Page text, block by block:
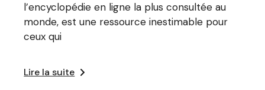
l’encyclopédie en ligne la plus consultée au
monde, est une ressource inestimable pour
ceux qui
Lire la suite